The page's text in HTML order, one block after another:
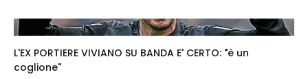
L'EX PORTIERE VIVIANO SU BANDA E' CERTO: "è un
coglione"